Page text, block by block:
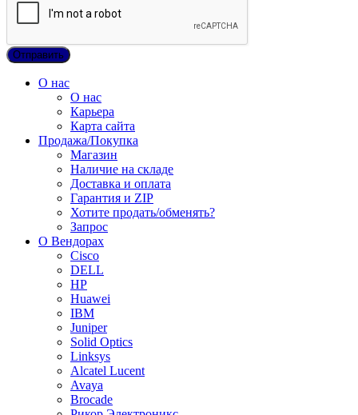
О нас
О нас
Карьера
Карта сайта
Продажа/Покупка
Магазин
Наличие на складе
Доставка и оплата
Гарантия и ZIP
Хотите продать/обменять?
Запрос
О Вендорах
Cisco
DELL
HP
Huawei
IBM
Juniper
Solid Optics
Linksys
Alcatel Lucent
Avaya
Brocade